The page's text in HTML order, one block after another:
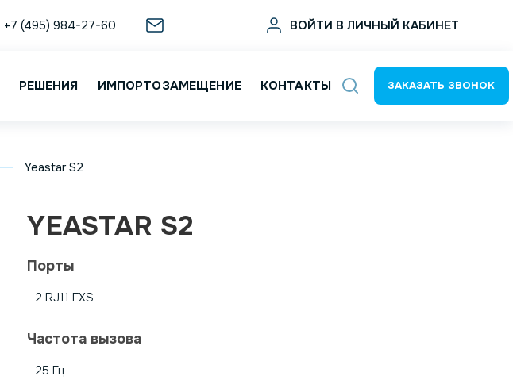
+7 (495) 984-27-60 ВОЙТИ В ЛИЧНЫЙ КАБИНЕТ
РЕШЕНИЯ ИМПОРТОЗАМЕЩЕНИЕ КОНТАКТЫ ЗАКАЗАТЬ ЗВОНОК
Yeastar S2
YEASTAR S2
Порты
2 RJ11 FXS
Частота вызова
25 Гц